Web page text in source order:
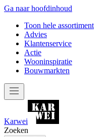
Ga naar hoofdinhoud
Toon hele assortiment
Advies
Klantenservice
Actie
Wooninspiratie
Bouwmarkten
Karwei
Zoeken